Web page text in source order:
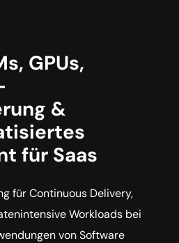
GPUs,
&
für Saas
für Continuous Delivery,
Workloads bei
von Software